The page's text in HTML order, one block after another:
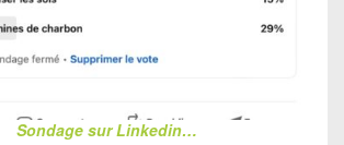
Sondage sur Linkedin…